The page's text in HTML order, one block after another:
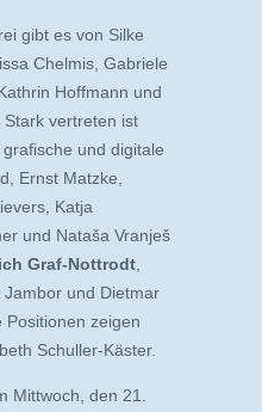
gibt es von Silke
Chelmis, Gabriele
Hoffmann und
vertreten ist
und digitale
Ernst Matzke,
Katja
und Nataša Vranješ
Graf-Nottrodt
und Dietmar
Positionen zeigen
Schuller-Käster.
Mittwoch, den 21.